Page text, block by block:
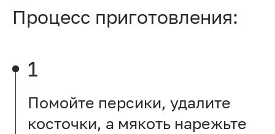
Процесс приготовления:
1
Помойте персики, удалите
косточки, а мякоть нарежьте